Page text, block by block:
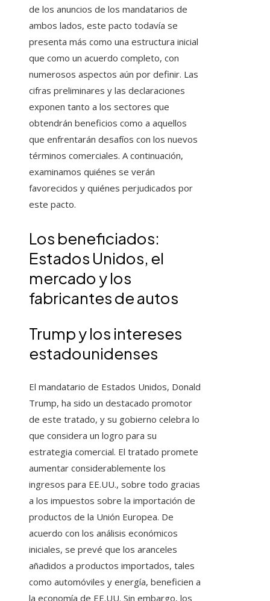
de los anuncios de los mandatarios de
ambos lados, este pacto todavía se
presenta más como una estructura inicial
que como un acuerdo completo, con
numerosos aspectos aún por definir. Las
cifras preliminares y las declaraciones
exponen tanto a los sectores que
obtendrán beneficios como a aquellos
que enfrentarán desafíos con los nuevos
términos comerciales. A continuación,
examinamos quiénes se verán
favorecidos y quiénes perjudicados por
este pacto.
Los beneficiados:
Estados Unidos, el
mercado y los
fabricantes de autos
Trump y los intereses
estadounidenses
El mandatario de Estados Unidos, Donald
Trump, ha sido un destacado promotor
de este tratado, y su gobierno celebra lo
que considera un logro para su
estrategia comercial. El tratado promete
aumentar considerablemente los
ingresos para EE.UU., sobre todo gracias
a los impuestos sobre la importación de
productos de la Unión Europea. De
acuerdo con los análisis económicos
iniciales, se prevé que los aranceles
añadidos a productos importados, tales
como automóviles y energía, beneficien a
la economía de EE.UU. Sin embargo, los